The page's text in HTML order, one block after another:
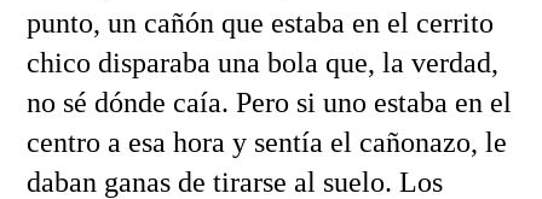
punto, un cañón que estaba en el cerrito
chico disparaba una bola que, la verdad,
no sé dónde caía. Pero si uno estaba en el
centro a esa hora y sentía el cañonazo, le
daban ganas de tirarse al suelo. Los